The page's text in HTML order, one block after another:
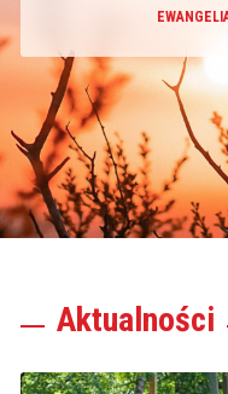
Aktualności